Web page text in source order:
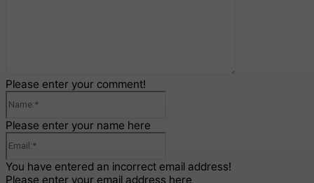
Please enter your comment!
Please enter your name here
You have entered an incorrect email address!
Please enter your email address here